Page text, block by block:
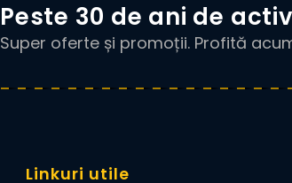
Peste 30 de ani de
Super oferte și promoții. Profită
Linkuri utile